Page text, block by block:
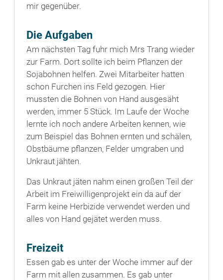
mir gegenüber.
Die Aufgaben
Am nächsten Tag fuhr mich Mrs Trang wieder
zur Farm. Dort sollte ich beim Pflanzen der
Sojabohnen helfen. Zwei Mitarbeiter hatten
schon Furchen ins Feld gezogen. Hier
mussten die Bohnen von Hand ausgesäht
werden, immer 5 Stück. Im Laufe der Woche
lernte ich noch andere Arbeiten kennen, wie
zum Beispiel das Bohnen ernten und schälen,
Obstbäume pflanzen, Felder umgraben und
Unkraut jähten.
Das Unkraut jäten nahm einen großen Teil der
Arbeit im Freiwilligenprojekt ein da auf der
Farm keine Herbizide verwendet werden und
alles von Hand gejätet werden muss.
Freizeit
Essen gab es unter der Woche immer auf der
Farm mit allen zusammen. Es gab unter